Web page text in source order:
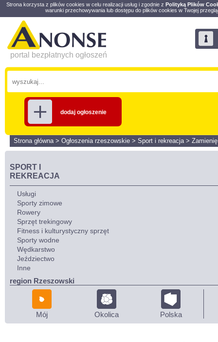
Strona korzysta z plików cookies w celu realizacji usług i zgodnie z Polityką Plików
warunki przechowywania lub dostępu do plików cookies w Twojej
portal bezpłatnych ogłoszeń
dodaj ogłoszenie
Strona główna> Ogłoszenia rzeszowskie > Sport i rekreacja> Zamienię
SPORT I
REKREACJA
Usługi
Sporty zimowe
Rowery
Sprzęt trekingowy
Fitness i kulturystyczny sprzęt
Sporty wodne
Wędkarstwo
Jeździectwo
Inne
region Rzeszowski
Mój Okolica Polska